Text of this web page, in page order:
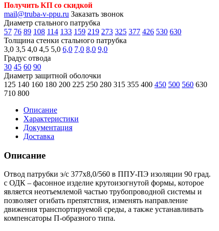
Получить КП со скидкой
mail@truba-v-ppu.ru Заказать звонок
Диаметр стального патрубка
57 76 89 108 114 133 159 219 273 325 377 426 530 630
Толщина стенки стального патрубка
3,0 3,5 4,0 4,5 5,0 6,0 7,0 8,0 9,0
Градус отвода
30 45 60 90
Диаметр защитной оболочки
125 140 160 180 200 225 250 280 315 355 400 450 500 560 630
710 800
Описание
Характеристики
Документация
Доставка
Описание
Отвод патрубки э/с 377х8,0/560 в ППУ-ПЭ изоляции 90 град.
с ОДК – фасонное изделие крутоизогнутой формы, которое
является неотъемлемой частью трубопроводной системы и
позволяет огибать препятствия, изменять направление
движения транспортируемой среды, а также устанавливать
компенсаторы П-образного типа.